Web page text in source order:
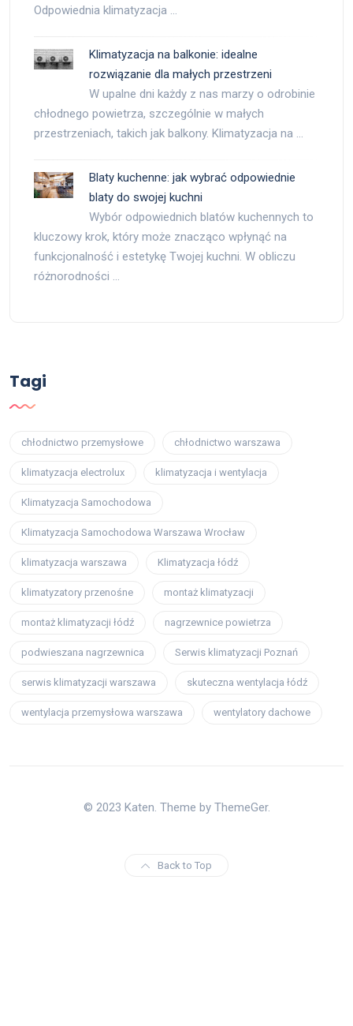
Odpowiednia klimatyzacja …
Klimatyzacja na balkonie: idealne
rozwiązanie dla małych przestrzeni
W upalne dni każdy z nas marzy o odrobinie
chłodnego powietrza, szczególnie w małych
przestrzeniach, takich jak balkony. Klimatyzacja na …
Blaty kuchenne: jak wybrać odpowiednie
blaty do swojej kuchni
Wybór odpowiednich blatów kuchennych to
kluczowy krok, który może znacząco wpłynąć na
funkcjonalność i estetykę Twojej kuchni. W obliczu
różnorodności …
Tagi
chłodnictwo przemysłowe chłodnictwo warszawa
klimatyzacja electrolux klimatyzacja i wentylacja
Klimatyzacja Samochodowa
Klimatyzacja Samochodowa Warszawa Wrocław
klimatyzacja warszawa Klimatyzacja łódź
klimatyzatory przenośne montaż klimatyzacji
montaż klimatyzacji łódź nagrzewnice powietrza
podwieszana nagrzewnica Serwis klimatyzacji Poznań
serwis klimatyzacji warszawa skuteczna wentylacja łódź
wentylacja przemysłowa warszawa wentylatory dachowe
© 2023 Katen. Theme by ThemeGer.
Back to Top